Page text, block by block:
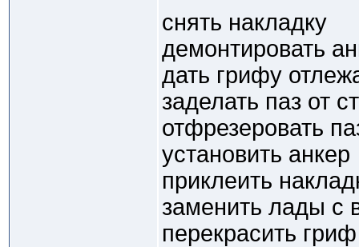
снять накладку
демонтировать
дать грифу
заделать паз от
отфрезеровать
установить анкер
приклеить
заменить лады с
перекрасить гриф